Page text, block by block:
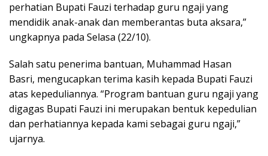
perhatian Bupati Fauzi terhadap guru ngaji yang
mendidik anak-anak dan memberantas buta aksara,”
ungkapnya pada Selasa (22/10).
Salah satu penerima bantuan, Muhammad Hasan
Basri, mengucapkan terima kasih kepada Bupati Fauzi
atas kepeduliannya. “Program bantuan guru ngaji yang
digagas Bupati Fauzi ini merupakan bentuk kepedulian
dan perhatiannya kepada kami sebagai guru ngaji,”
ujarnya.